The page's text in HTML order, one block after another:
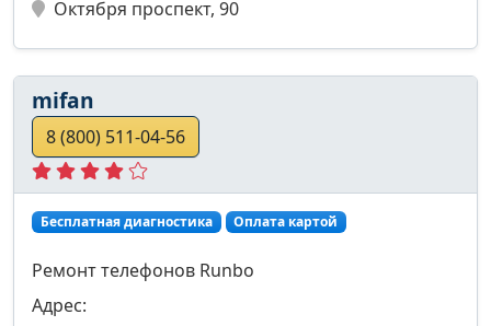
Октября проспект, 90
mifan
8 (800) 511-04-56
Бесплатная диагностика Оплата картой
Ремонт телефонов Runbo
Адрес: